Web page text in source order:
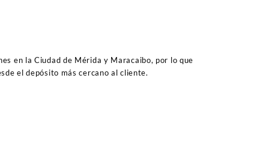
en la Ciudad de Mérida y Maracaibo, por lo que
el depósito más cercano al cliente.